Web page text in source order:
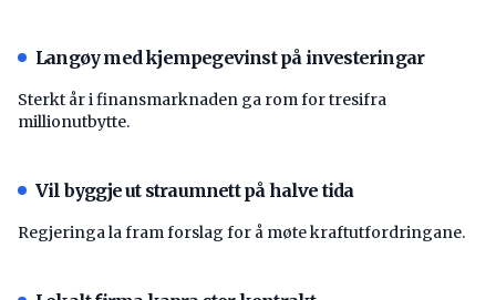
Langøy med kjempegevinst på investeringar
Sterkt år i finansmarknaden ga rom for tresifra
millionutbytte.
Vil byggje ut straumnett på halve tida
Regjeringa la fram forslag for å møte kraftutfordringane.